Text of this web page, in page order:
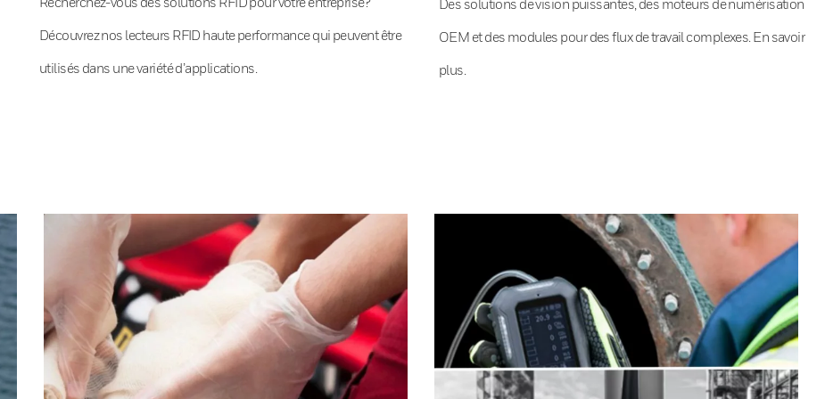
Découvrez nos lecteurs RFID haute performance qui peuvent être
utilisés dans une variété d’applications.
Des solutions de vision puissantes, des moteurs de numérisation
OEM et des modules pour des flux de travail complexes. En savoir
plus.